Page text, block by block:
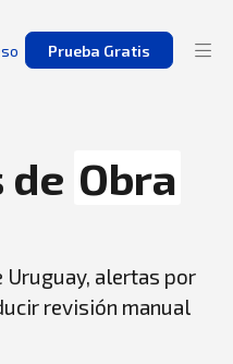
Prueba Gratis
de Obra
alertas por
revisión manual